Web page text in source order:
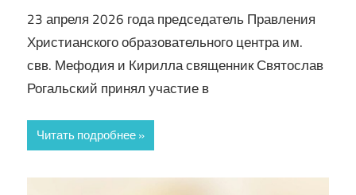
23 апреля 2026 года председатель Правления
Христианского образовательного центра им.
свв. Мефодия и Кирилла священник Святослав
Рогальский принял участие в
Читать подробнее